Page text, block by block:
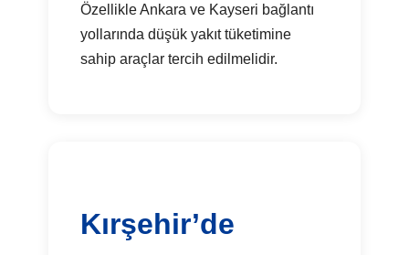
Özellikle Ankara ve Kayseri bağlantı
yollarında düşük yakıt tüketimine
sahip araçlar tercih edilmelidir.
Kırşehir’de